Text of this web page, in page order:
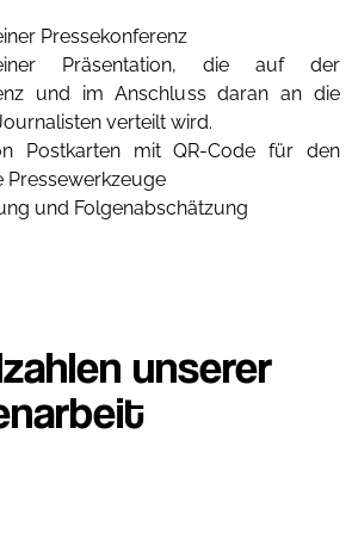
Pressekonferenz
Präsentation, die auf der
und im Anschluss daran an die
verteilt wird.
Postkarten mit QR-Code für den
Pressewerkzeuge
und Folgenabschätzung
unserer